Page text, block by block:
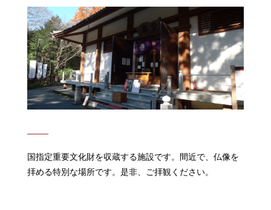
国指定重要文化財を収蔵する施設です。間近で、仏像を
拝める特別な場所です。是非、ご拝観ください。